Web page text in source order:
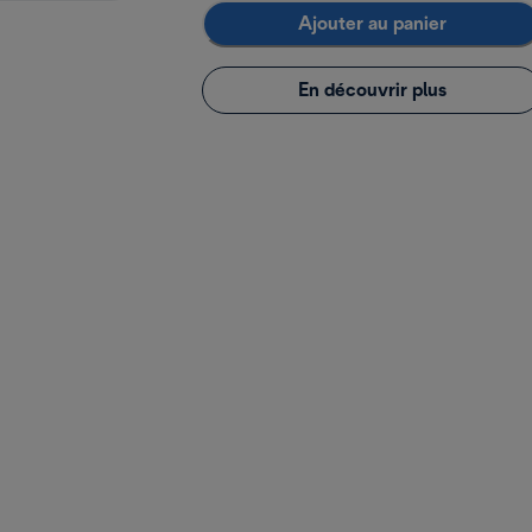
Ajouter au panier
En découvrir plus